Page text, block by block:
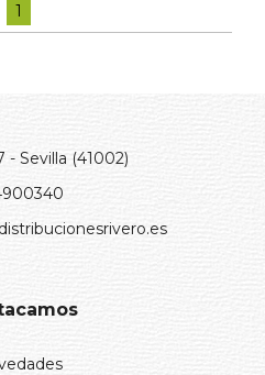
1
- Sevilla (41002)